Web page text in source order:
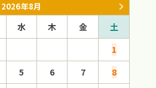
2026年8月
水 木 金
土
1
5 6 7
8